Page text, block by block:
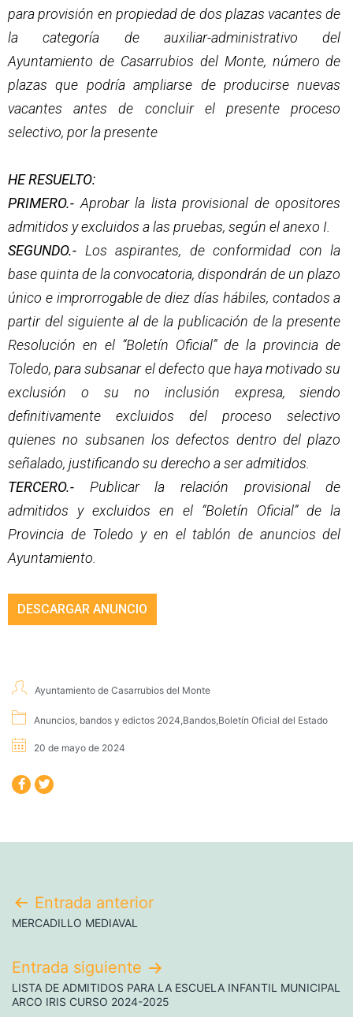
para provisión en propiedad de dos plazas vacantes de
la categoría de auxiliar-administrativo del
Ayuntamiento de Casarrubios del Monte, número de
plazas que podría ampliarse de producirse nuevas
vacantes antes de concluir el presente proceso
selectivo, por la presente
HE RESUELTO:
PRIMERO.- Aprobar la lista provisional de opositores
admitidos y excluidos a las pruebas, según el anexo I.
SEGUNDO.- Los aspirantes, de conformidad con la
base quinta de la convocatoria, dispondrán de un plazo
único e improrrogable de diez días hábiles, contados a
partir del siguiente al de la publicación de la presente
Resolución en el “Boletín Oficial” de la provincia de
Toledo, para subsanar el defecto que haya motivado su
exclusión o su no inclusión expresa, siendo
definitivamente excluidos del proceso selectivo
quienes no subsanen los defectos dentro del plazo
señalado, justificando su derecho a ser admitidos.
TERCERO.- Publicar la relación provisional de
admitidos y excluidos en el “Boletín Oficial” de la
Provincia de Toledo y en el tablón de anuncios del
Ayuntamiento.
DESCARGAR ANUNCIO
Ayuntamiento de Casarrubios del Monte
Anuncios, bandos y edictos 2024,Bandos,Boletín Oficial del Estado
20 de mayo de 2024
Entrada anterior
MERCADILLO MEDIAVAL
Entrada siguiente
LISTA DE ADMITIDOS PARA LA ESCUELA INFANTIL MUNICIPAL
ARCO IRIS CURSO 2024-2025